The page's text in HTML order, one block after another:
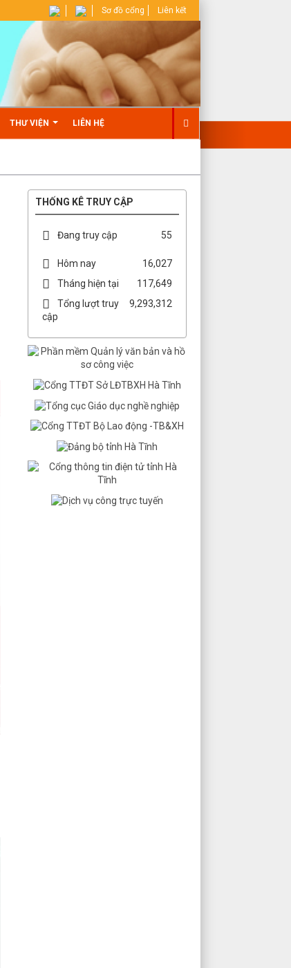
THƯ VIỆN LIÊN HỆ
Sơ đồ cổng Liên kết
THỐNG KÊ TRUY CẬP
Đang truy cập 55
Hôm nay
16,027
Tháng hiện tại
117,649
Tổng lượt truy
cập
9,293,312